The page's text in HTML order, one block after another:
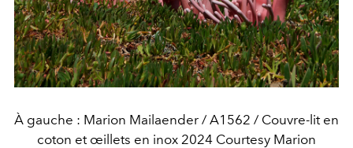
À gauche : Marion Mailaender / A1562 / Couvre-lit en
coton et œillets en inox 2024 Courtesy Marion